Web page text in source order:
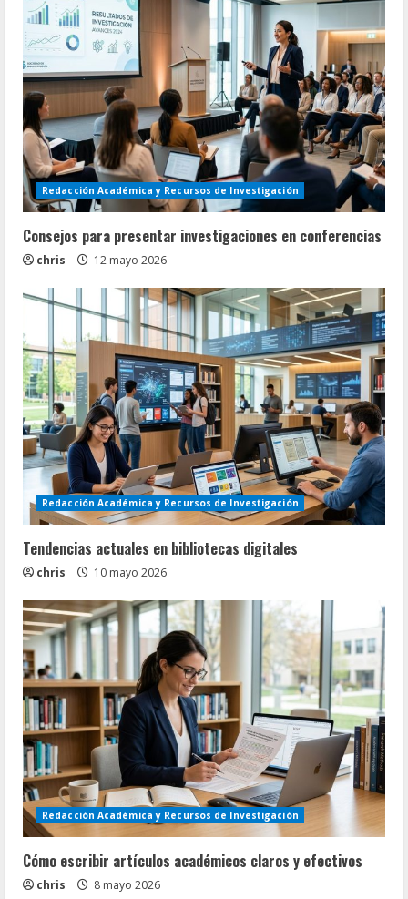
Redacción Académica y Recursos de Investigación
Consejos para presentar investigaciones en conferencias
chris 12 mayo 2026
Redacción Académica y Recursos de Investigación
Tendencias actuales en bibliotecas digitales
chris 10 mayo 2026
Redacción Académica y Recursos de Investigación
Cómo escribir artículos académicos claros y efectivos
chris 8 mayo 2026